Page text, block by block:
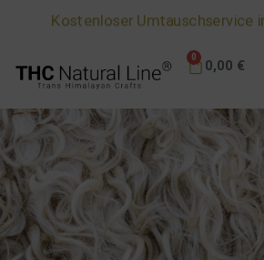
Kostenloser Umtauschservice
0,00 €
0